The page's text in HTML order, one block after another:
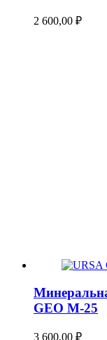
2 600,00 ₽
GEO М-25
3 600,00 ₽